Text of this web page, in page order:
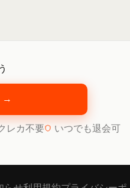
→
レカ不要
いつでも退会可